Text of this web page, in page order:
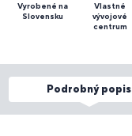
Vyrobené na
Slovensku
Vlastné
vývojové
centrum
Podrobný popis